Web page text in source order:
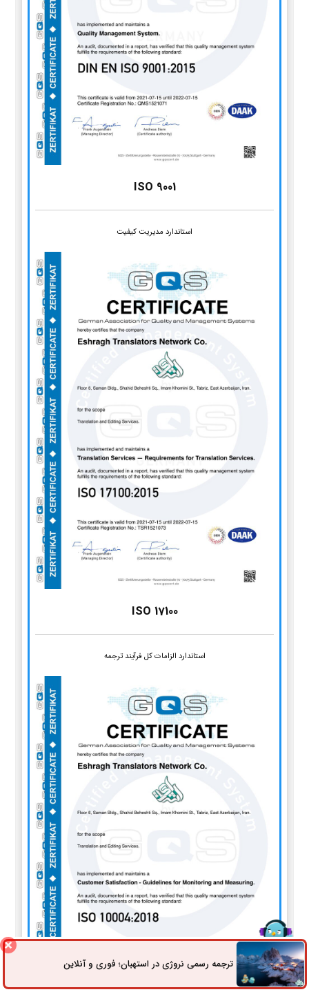
ISO 9001
استاندارد مدیریت کیفیت
ISO 17100
استاندارد الزامات کل فرآیند ترجمه
ترجمه رسمی نروژی در استهبان؛ فوری و آنلاینثبت سفارش راه های ارتباطی